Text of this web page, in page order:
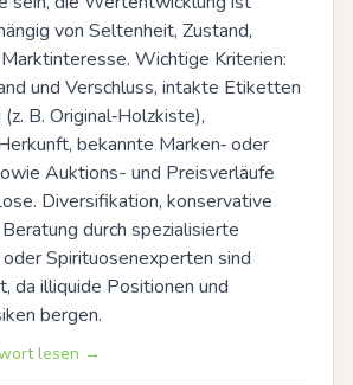
von Seltenheit, Zustand,
Wichtige Kriterien:
und Verschluss, intakte Etiketten
B. Original‑Holzkiste),
bekannte Marken‑ oder
Auktions- und Preisverläufe
Diversifikation, konservative
durch spezialisierte
Spirituosenexperten sind
da illiquide Positionen und
bergen.
lesen →